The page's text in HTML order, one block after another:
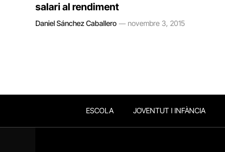
salari al rendiment
Daniel Sánchez Caballero novembre 3, 2015
ESCOLA JOVENTUT I INFÀNCIA